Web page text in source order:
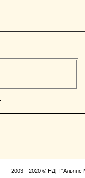
2003 - 2020 © НДП "Альянс